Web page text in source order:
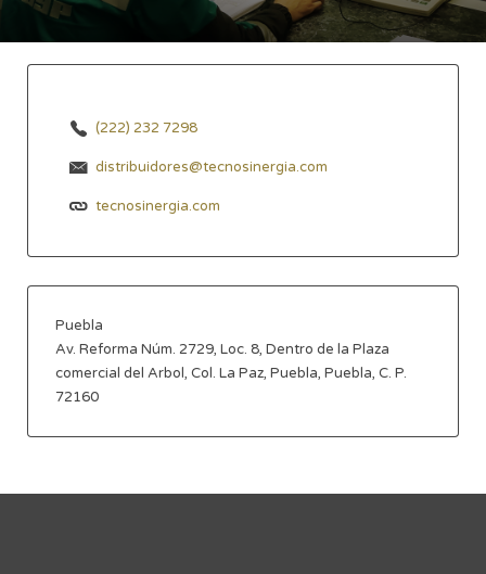
(222) 232 7298
distribuidores@tecnosinergia.com
tecnosinergia.com
Puebla
Av. Reforma Núm. 2729, Loc. 8, Dentro de la Plaza
comercial del Arbol, Col. La Paz, Puebla, Puebla, C. P.
72160